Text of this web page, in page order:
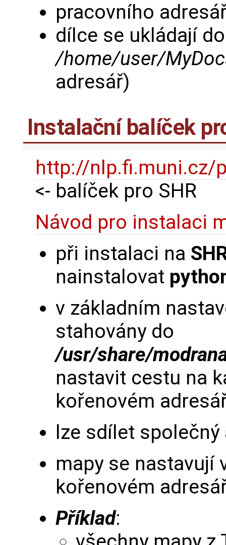
pracovního
dílce se ukládají do
/home/user/
adresář)
Instalační balíček
http://nlp.fi.muni.cz/
<- balíček pro SHR
Návod pro instalaci
při instalaci na
nainstalovat
v základním
stahovány do
/usr/share/
nastavit cestu na
kořenovém
lze sdílet společný
mapy se nastavují
kořenovém
Příklad: